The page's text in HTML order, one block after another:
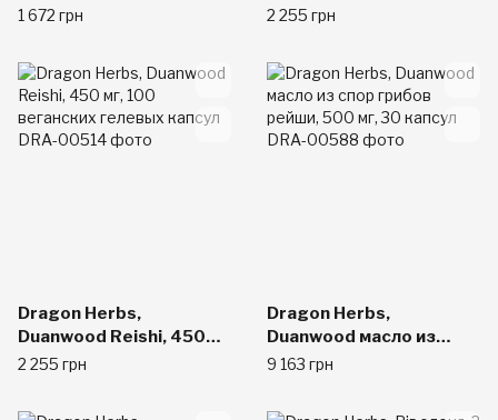
100капсул
1 672 грн
растительных капсул
2 255 грн
Dragon Herbs,
Duanwood Reishi, 450
мг, 100 веганских
2 255 грн
Dragon Herbs,
Duanwood масло из
спор грибов рейши, 500
9 163 грн